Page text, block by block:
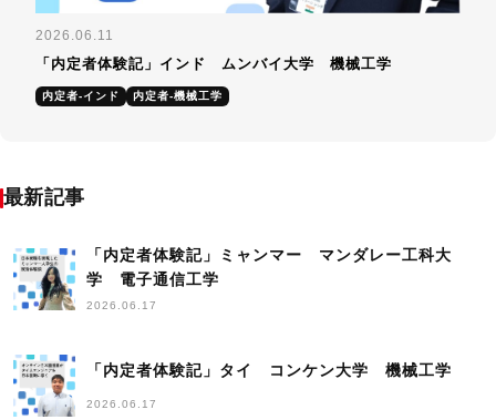
2026.06.11
「内定者体験記」インド ムンバイ大学 機械工学
内定者-インド 内定者-機械工学
最新記事
「内定者体験記」ミャンマー マンダレー工科大
学 電子通信工学
2026.06.17
「内定者体験記」タイ コンケン大学 機械工学
2026.06.17